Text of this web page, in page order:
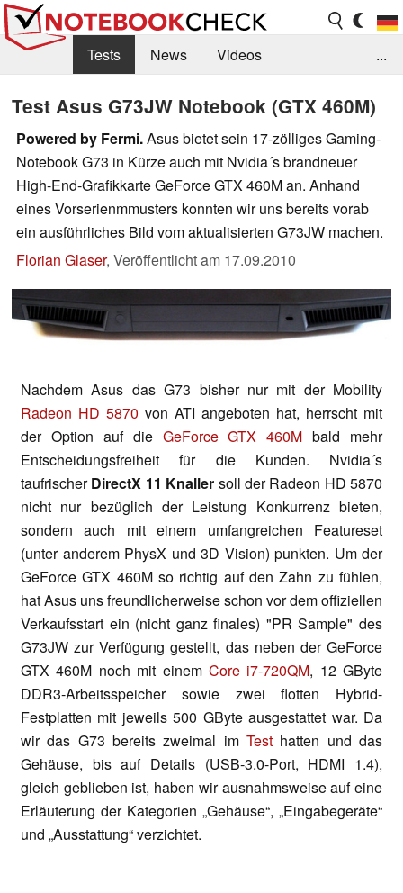
Tests News
Videos
Kaufberatung
Deals Suche
Jobs
Forum
...
Test Asus G73JW Notebook (GTX 460M)
Powered by Fermi.Asus bietet sein 17-zölliges Gaming-
Notebook G73 in Kürze auch mit Nvidia´s brandneuer
High-End-Grafikkarte GeForce GTX 460M an. Anhand
eines Vorserienmmusters konnten wir uns bereits vorab
ein ausführliches Bild vom aktualisierten G73JW machen.
Florian Glaser, Veröffentlicht am 17.09.2010
Nachdem Asus das G73 bisher nur mit der Mobility
Radeon HD 5870 von ATI angeboten hat, herrscht mit
der Option auf die GeForce GTX 460M bald mehr
Entscheidungsfreiheit für die Kunden. Nvidia´s
taufrischerDirectX 11 Knaller soll der Radeon HD 5870
nicht nur bezüglich der Leistung Konkurrenz bieten,
sondern auch mit einem umfangreichen Featureset
(unter anderem PhysX und 3D Vision) punkten. Um der
GeForce GTX 460M so richtig auf den Zahn zu fühlen,
hat Asus uns freundlicherweise schon vor dem offiziellen
Verkaufsstart ein (nicht ganz finales) "PR Sample" des
G73JW zur Verfügung gestellt, das neben der GeForce
GTX 460M noch mit einem Core i7-720QM, 12 GByte
DDR3-Arbeitsspeicher sowie zwei flotten Hybrid-
Festplatten mit jeweils 500 GByte ausgestattet war. Da
wir das G73 bereits zweimal im Test hatten und das
Gehäuse, bis auf Details (USB-3.0-Port, HDMI 1.4),
gleich geblieben ist, haben wir ausnahmsweise auf eine
Erläuterung der Kategorien „Gehäuse“, „Eingabegeräte“
und „Ausstattung“ verzichtet.